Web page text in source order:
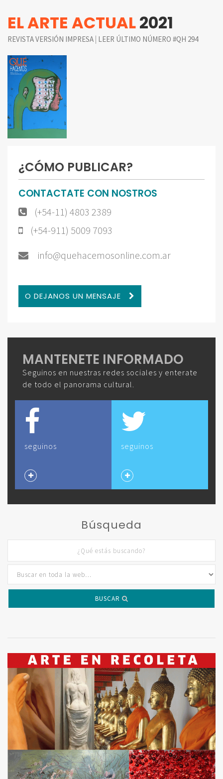
EL ARTE ACTUAL2021
REVISTA VERSIÓN IMPRESA | LEER ÚLTIMO NÚMERO #QH 294
¿CÓMO PUBLICAR?
CONTACTATE CON NOSTROS
(+54-11) 4803 2389
(+54-911) 5009 7093
info@quehacemosonline.com.ar
O DEJANOS UN MENSAJE
MANTENETE INFORMADO
Seguinos en nuestras redes sociales y enterate
de todo el panorama cultural.
seguinos seguinos
Búsqueda
BUSCAR